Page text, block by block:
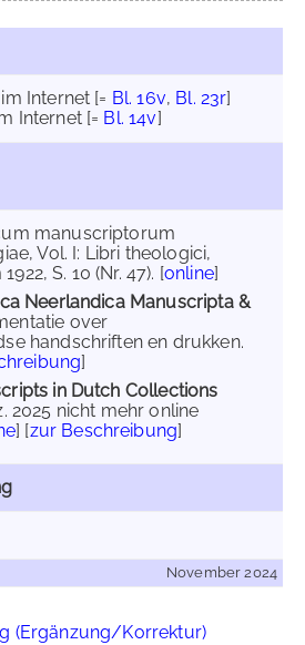
Internet [= Bl. 16v, Bl. 23r]
Internet[= Bl. 14v]
manuscriptorum
Vol. I: Libri theologici,
S. 10 (Nr. 47). [online]
Neerlandica Manuscripta &
over
handschriften en drukken.
]
in Dutch Collections
2025 nicht mehr online
] [zur Beschreibung]
November 2024
(Ergänzung/Korrektur)